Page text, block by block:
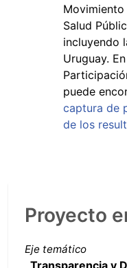
Salud
incluyendo
Uruguay.
puede
captura de
de los
Proyecto
Eje temático
Transparencia y